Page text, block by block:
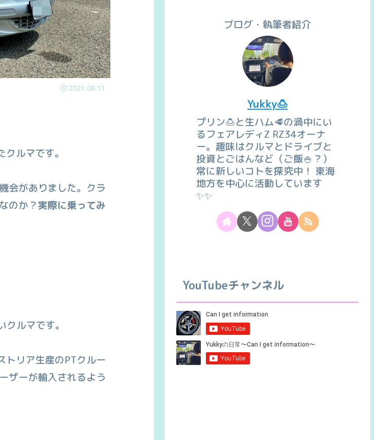
2021.08.11
ルマです。
会がありました。 クラ
のか？実際に乗ってみ
ルマです。
トリア生産のPTクルー
ザーが輸入されるよう
ブログ・執筆者紹介
Yukky🍮
プリン🍮と生ハム🥩の渦中にい
るフェアレディZ RZ34オーナ
ー。趣味はクルマとドライブと
投資とごはんなど（ご飯🍚？）
常に新しいコトを探究中！ 東海
地方を中心に活動しています
✨✨
YouTubeチャンネル